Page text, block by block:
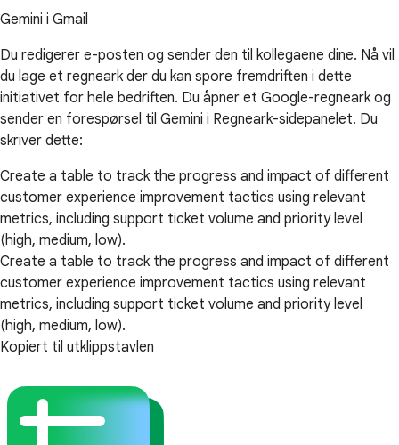
Gemini i Gmail
Du redigerer e-posten og sender den til kollegaene dine. Nå vil
du lage et regneark der du kan spore fremdriften i dette
initiativet for hele bedriften. Du åpner et Google-regneark og
sender en forespørsel til Gemini i Regneark-sidepanelet. Du
skriver dette:
Create a table to track the progress and impact of different
customer experience improvement tactics using relevant
metrics, including support ticket volume and priority level
(high, medium, low).
Create a table to track the progress and impact of different
customer experience improvement tactics using relevant
metrics, including support ticket volume and priority level
(high, medium, low).
Kopiert til utklippstavlen